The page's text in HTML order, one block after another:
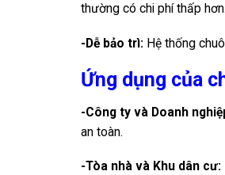
thường có chi phí thấp hơn.
-Dễ bảo trì: Hệ thống
Ứng dụng của
-Công ty và Doanh
an toàn.
-Tòa nhà và Khu dân cư: